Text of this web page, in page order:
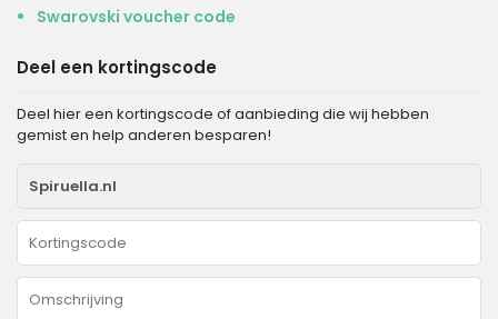
Swarovski voucher code
Deel een kortingscode
Deel hier een kortingscode of aanbieding die wij hebben
gemist en help anderen besparen!